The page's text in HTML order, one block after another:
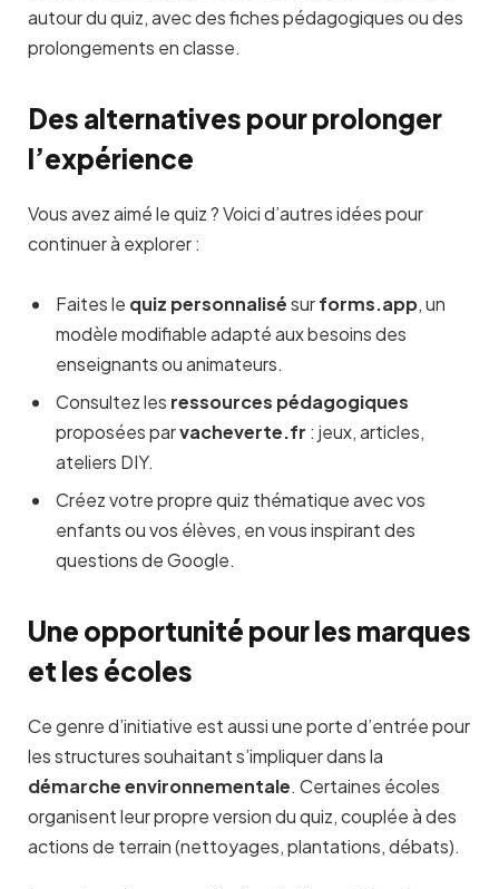
autour du quiz, avec des fiches pédagogiques ou des
prolongements en classe.
Des alternatives pour prolonger
l’expérience
Vous avez aimé le quiz ? Voici d’autres idées pour
continuer à explorer :
Faites le quiz personnalisésurforms.app, un
modèle modifiable adapté aux besoins des
enseignants ou animateurs.
Consultez les ressources pédagogiques
proposées parvacheverte.fr : jeux, articles,
ateliers DIY.
Créez votre propre quiz thématique avec vos
enfants ou vos élèves, en vous inspirant des
questions de Google.
Une opportunité pour les marques
et les écoles
Ce genre d’initiative est aussi une porte d’entrée pour
les structures souhaitant s’impliquer dans la
démarche environnementale. Certaines écoles
organisent leur propre version du quiz, couplée à des
actions de terrain (nettoyages, plantations, débats).